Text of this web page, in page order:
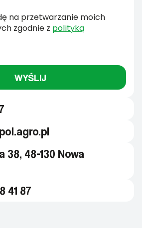
na przetwarzanie moich
zgodnie z polityką
WYŚLIJ
38, 48-130 Nowa
41 87